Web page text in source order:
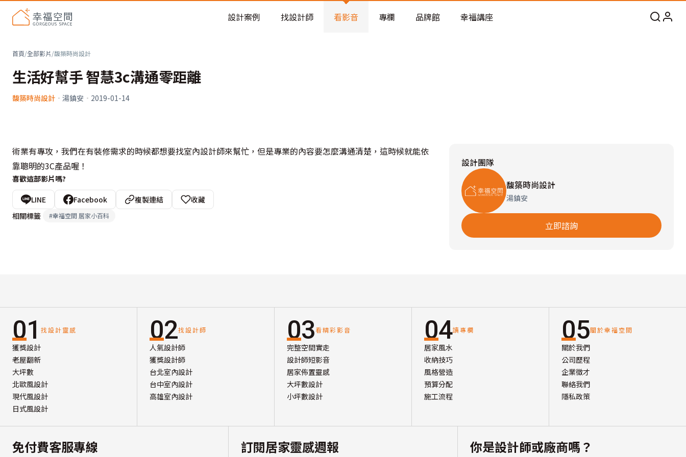
老屋預算分配與高 CP 值煥新術
設計案例 找設計師 看影音 專欄 品牌館 幸福講座
首頁/全部影片/馥築時尚設計
生活好幫手 智慧3c溝通零距離
馥築時尚設計 · 湯鎮安 · 2019-01-14
術業有專攻，我們在有裝修需求的時候都想要找室內設計師來幫忙，但是專業的內容要怎麼溝通清楚，這時候就能依
靠聰明的3C產品喔！
喜歡這部影片嗎?
LINE Facebook 複製連結
收藏
相關標籤
#幸福空間 居家小百科
設計團隊
馥築時尚設計
湯鎮安
立即諮詢
01 找設計靈感
獲獎設計
老屋翻新
大坪數
北歐風設計
現代風設計
日式風設計
02找設計師
人氣設計師
獲獎設計師
台北室內設計
台中室內設計
高雄室內設計
03看精彩影音
完整空間實走
設計師短影音
居家佈置靈感
大坪數設計
小坪數設計
04讀專欄
居家風水
收納技巧
風格營造
預算分配
施工流程
05關於幸福空間
關於我們
公司歷程
企業徵才
聯絡我們
隱私政策
免付費客服專線 訂閱居家靈感週報 你是設計師或廠商嗎？